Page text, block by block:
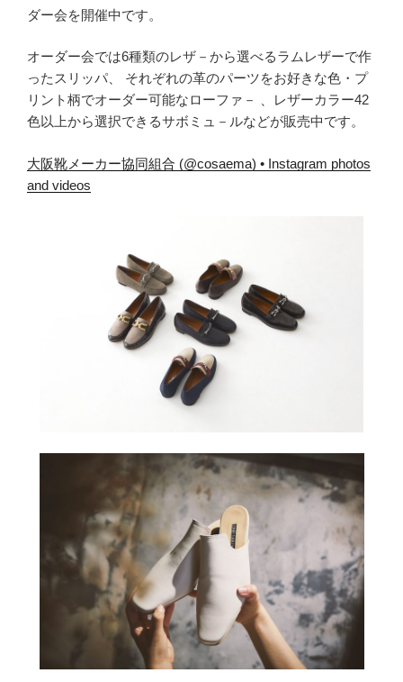
ダー会を開催中です。
オーダー会では6種類のレザ－から選べるラムレザーで作
ったスリッパ、 それぞれの革のパーツをお好きな色・プ
リント柄でオーダー可能なローファ－ 、レザーカラー42
色以上から選択できるサボミュ－ルなどが販売中です。
大阪靴メーカー協同組合 (@cosaema) • Instagram photos
and videos